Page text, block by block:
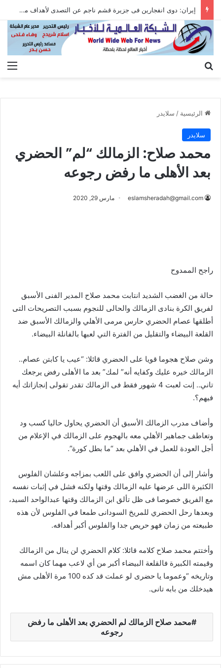
إيران: دوى انفجارين فى جزيرة قشم ناجم عن التصدى لأهداف معادية عند مضيق هرمز
الرئيسية / سلايدر
سلايدر
محمد صلاح: الزمالك “لم” الحضري
بعد الأهلى ما رفض رجوعه
eslamsheradah@gmail.com مارس 29, 2020
راجح الممدوح
حالة من الغضب الشديد انتابت محمد صلاح المدير الفنى الأسبق
لفريق الكرة بنادى الزمالك والحالى للنجوم بسبب التصريحات التى
أطلقها عصام الحضري حارس مرمى الأهلي والزمالك الأسبق ضد
القلعة البيضاء والتقليل من الفترة التي لعبها بالفانلة البيضاء.
وشن صلاح هجوما قويا على الحضري قائلا: “عيب يا كابتن عصام..
الزمالك خيره عليك وكفايه أنه” لمك” بعد ما الأهلى رفض يرجعك
تاني.. إنت لعبت 4 شهور فقط فى الزمالك تقدر تقولى إنجازاتك أيه
فيهم؟.
وأضاف مدرب الزمالك الأسبق أن الحضري يحاول حاليا كسب ود
وتعاطف جماهير الأهلي معه بالهجوم على الزمالك في الإعلام من
أجل العودة للعمل في الأهلي بعد “ما بطل كورة”.
وأشار إلى أن الحضري وافق على اللعب بمزاجه وعلشان الفلوس
الكثيرة اللى عرضها عليه الزمالك وقتها ولكنه فشل في إثبات نفسه
مع الفريق خصوصا فى ظل تألق ابن الزمالك وقتها عبدالواحد السيد،
وبعدها رحل الحضري للمريخ السودانى طمعا في الفلوس لأن هذه
طبيعته من زمان فهو حريص جدا والفلوس أكبر أهدافه.
وأختتم محمد صلاح كلامه قائلا: كلام الحضري لن ينال من الزمالك
وقيمته الكبيرة فالقلعة البيضاء أكبر من أي لاعب مهما كان اسمه
وتاريخه “وعموما يا حضرى لو عملت قد كده 100 مرة الأهلى مش
هيدخلك من بابه تانى.
محمد صلاح الزمالك لم الحضري بعد الأهلى ما رفض
رجوعه